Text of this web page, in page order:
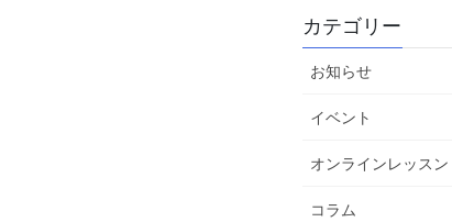
カテゴリー
お知らせ
イベント
オンラインレッスン
コラム